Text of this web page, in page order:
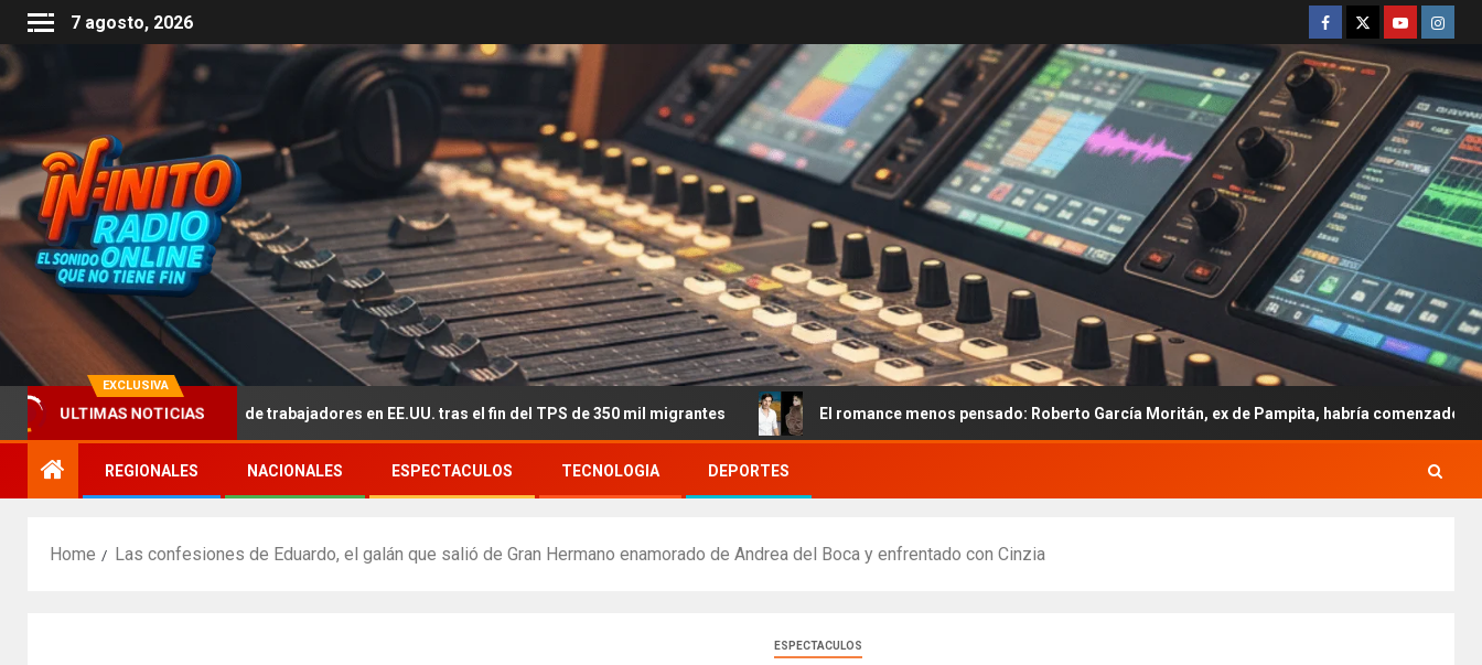
7 agosto, 2026
EXCLUSIVA
ULTIMAS NOTICIAS
por la falta de trabajadores en EE.UU. tras el fin del TPS de 350 mil migrantes El romance menos pensado: Roberto García Moritán, ex de Pampita, habría comenzado una relación con
REGIONALES NACIONALES ESPECTACULOS TECNOLOGIA DEPORTES
Home Las confesiones de Eduardo, el galán que salió de Gran Hermano enamorado de Andrea del Boca y enfrentado con Cinzia
ESPECTACULOS